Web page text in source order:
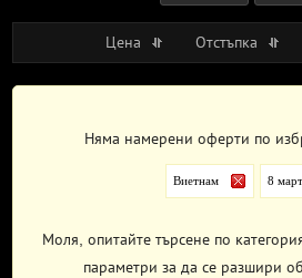
Цена Отстъпка
Няма намерени оферти по
Виетнам 8 март
Моля, опитайте търсене по
параметри за да се разшири